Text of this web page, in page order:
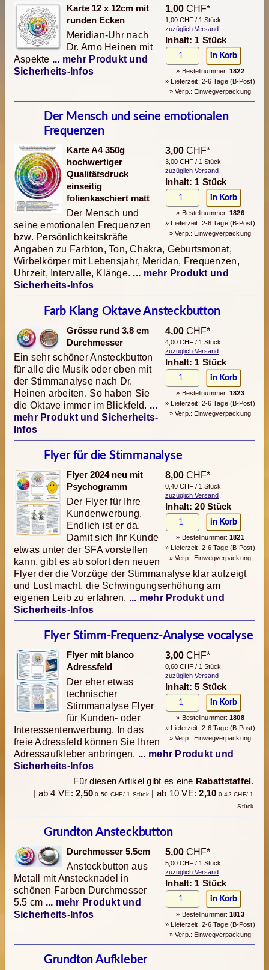
1,00 CHF*
1,00 CHF / 1 Stück
zuzüglich Versand
Inhalt: 1 Stück
» Bestellnummer:1822
» Lieferzeit: 2-6 Tage (B-Post)
» Verp.: Einwegverpackung
Karte 12 x 12cm mit
runden Ecken
Meridian-Uhr nach
Dr. Arno Heinen mit
Aspekte ... mehr Produkt und
Sicherheits-Infos
Der Mensch und seine emotionalen
Frequenzen
3,00 CHF*
3,00 CHF / 1 Stück
zuzüglich Versand
Inhalt: 1 Stück
» Bestellnummer:1826
» Lieferzeit: 2-6 Tage (B-Post)
» Verp.: Einwegverpackung
Karte A4 350g
hochwertiger
Qualitätsdruck
einseitig
folienkaschiert matt
Der Mensch und
seine emotionalen Frequenzen
bzw. Persönlichkeitskräfte
Angaben zu Farbton, Ton, Chakra, Geburtsmonat,
Wirbelkörper mit Lebensjahr, Meridan, Frequenzen,
Uhrzeit, Intervalle, Klänge. ... mehr Produkt und
Sicherheits-Infos
Farb Klang Oktave Ansteckbutton
4,00 CHF*
4,00 CHF / 1 Stück
zuzüglich Versand
Inhalt: 1 Stück
» Bestellnummer:1823
» Lieferzeit: 2-6 Tage (B-Post)
» Verp.: Einwegverpackung
Grösse rund 3.8 cm
Durchmesser
Ein sehr schöner Ansteckbutton
für alle die Musik oder eben mit
der Stimmanalyse nach Dr.
Heinen arbeiten. So haben Sie
die Oktave immer im Blickfeld. ...
mehr Produkt und Sicherheits-
Infos
Flyer für die Stimmanalyse
8,00 CHF*
0,40 CHF / 1 Stück
zuzüglich Versand
Inhalt: 20 Stück
» Bestellnummer:1821
» Lieferzeit: 2-6 Tage (B-Post)
» Verp.: Einwegverpackung
Flyer 2024 neu mit
Psychogramm
Der Flyer für Ihre
Kundenwerbung.
Endlich ist er da.
Damit sich Ihr Kunde
etwas unter der SFA vorstellen
kann, gibt es ab sofort den neuen
Flyer der die Vorzüge der Stimmanalyse klar aufzeigt
und Lust macht, die Schwingungserhöhung am
eigenen Leib zu erfahren. ... mehr Produkt und
Sicherheits-Infos
Flyer Stimm-Frequenz-Analyse vocalyse
3,00 CHF*
0,60 CHF / 1 Stück
zuzüglich Versand
Inhalt: 5 Stück
» Bestellnummer:1808
» Lieferzeit: 2-6 Tage (B-Post)
» Verp.: Einwegverpackung
Flyer mit blanco
Adressfeld
Der eher etwas
technischer
Stimmanalyse Flyer
für Kunden- oder
Interessentenwerbung. In das
freie Adressfeld können Sie Ihren
Adressaufkleber anbringen. ... mehr Produkt und
Sicherheits-Infos
Für diesen Artikel gibt es eine Rabattstaffel .
| ab 4 VE:2,50 0,50 CHF/ 1 Stück| ab 10 VE:2,10 0,42 CHF/ 1
Stück
Grundton Ansteckbutton
5,00 CHF*
5,00 CHF / 1 Stück
zuzüglich Versand
Inhalt: 1 Stück
» Bestellnummer:1813
» Lieferzeit: 2-6 Tage (B-Post)
» Verp.: Einwegverpackung
Durchmesser 5.5cm
Ansteckbutton aus
Metall mit Anstecknadel in
schönen Farben Durchmesser
5.5 cm ... mehr Produkt und
Sicherheits-Infos
Grundton Aufkleber